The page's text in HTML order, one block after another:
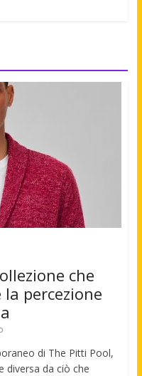
che
percezione
di The Pitti Pool,
diversa da ciò che